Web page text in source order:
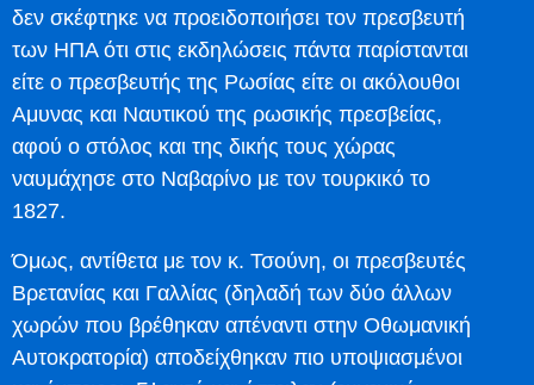
δεν σκέφτηκε να προειδοποιήσει τον πρεσβευτή
των ΗΠΑ ότι στις εκδηλώσεις πάντα παρίστανται
είτε ο πρεσβευτής της Ρωσίας είτε οι ακόλουθοι
Αμυνας και Ναυτικού της ρωσικής πρεσβείας,
αφού ο στόλος και της δικής τους χώρας
ναυμάχησε στο Ναβαρίνο με τον τουρκικό το
1827.
Όμως, αντίθετα με τον κ. Τσούνη, οι πρεσβευτές
Βρετανίας και Γαλλίας (δηλαδή των δύο άλλων
χωρών που βρέθηκαν απέναντι στην Οθωμανική
Αυτοκρατορία) αποδείχθηκαν πιο υποψιασμένοι